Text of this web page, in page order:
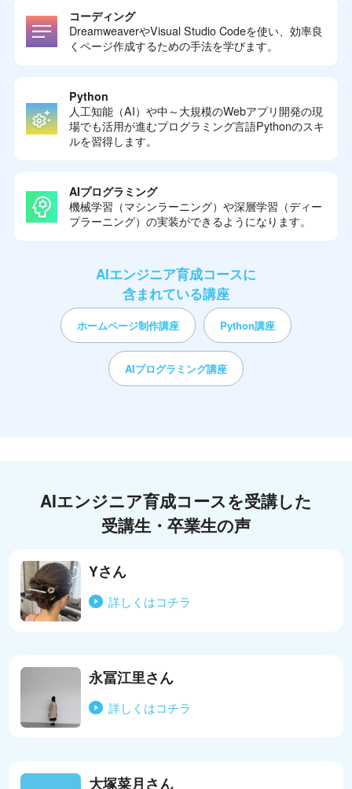
コーディング
DreamweaverやVisual Studio Codeを使い、効率良
くページ作成するための手法を学びます。
Python
人工知能（AI）や中～大規模のWebアプリ開発の現
場でも活用が進むプログラミング言語Pythonのスキ
ルを習得します。
AIプログラミング
機械学習（マシンラーニング）や深層学習（ディー
プラーニング）の実装ができるようになります。
AIエンジニア育成コースに
含まれている講座
ホームページ制作講座 Python講座
AIプログラミング講座
AIエンジニア育成コースを受講した
受講生・卒業生の声
Yさん
詳しくはコチラ
永冨江里さん
詳しくはコチラ
大塚菜月さん